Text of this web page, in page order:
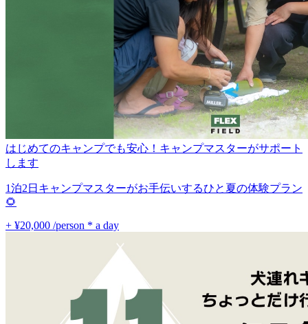
はじめてのキャンプでも安心！キャンプマスターがサポート
します
1泊2日キャンプマスターがお手伝いするひと夏の体験プラン
🌻
+ ¥20,000 /person * a day